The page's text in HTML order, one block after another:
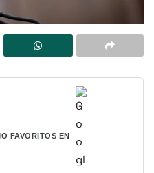
FAVORITOS EN